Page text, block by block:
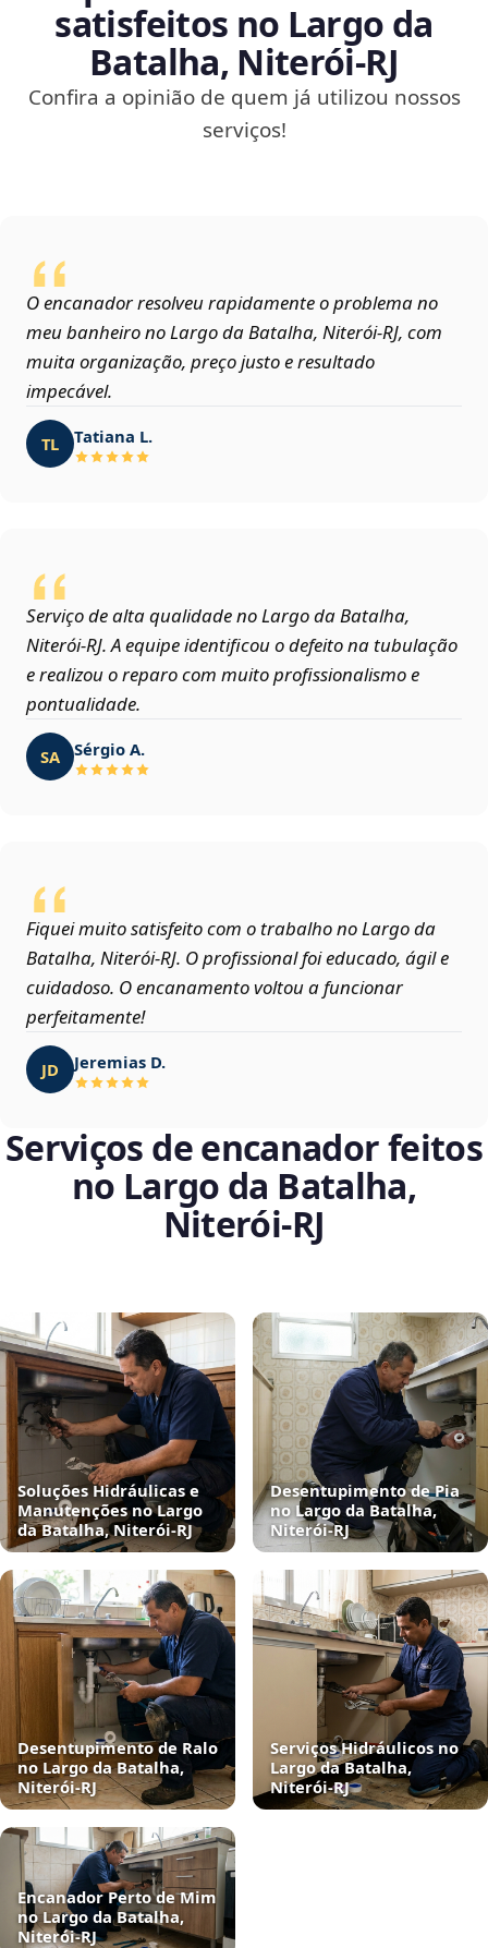
satisfeitos no Largo da
Batalha, Niterói‑RJ
Confira a opinião de quem já utilizou nossos
serviços!
O encanador resolveu rapidamente o problema no
meu banheiro no Largo da Batalha, Niterói‑RJ, com
muita organização, preço justo e resultado
impecável.
TL Tatiana L.
Serviço de alta qualidade no Largo da Batalha,
Niterói‑RJ. A equipe identificou o defeito na tubulação
e realizou o reparo com muito profissionalismo e
pontualidade.
SA Sérgio A.
Fiquei muito satisfeito com o trabalho no Largo da
Batalha, Niterói‑RJ. O profissional foi educado, ágil e
cuidadoso. O encanamento voltou a funcionar
perfeitamente!
JD Jeremias D.
Serviços de encanador feitos
no Largo da Batalha,
Niterói‑RJ
Soluções Hidráulicas e
Manutenções no Largo
da Batalha, Niterói‑RJ
Desentupimento de Pia
no Largo da Batalha,
Niterói‑RJ
Desentupimento de Ralo
no Largo da Batalha,
Niterói‑RJ
Serviços Hidráulicos no
Largo da Batalha,
Niterói‑RJ
Encanador Perto de Mim
no Largo da Batalha,
Niterói‑RJ